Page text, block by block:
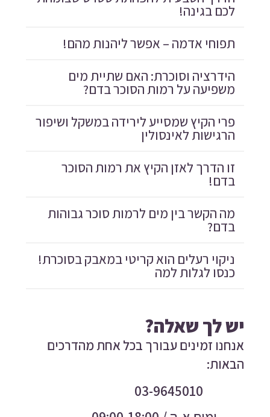
לכם בגינה!
תפוחי אדמה – אפשר ליהנות מהם!
הידרציה וסוכרת: האם שתיית מים
משפיעה על רמות הסוכר בדם?
פרי הקיץ שמסייע לירידה במשקל ושיפור
הרגישות לאינסולין
זו הדרך לאזן הקיץ את רמות הסוכר
בדם!
מה הקשר בין מים לרמות סוכר גבוהות
בדם?
ניקוי רעלים הוא קריטי במאבק בסוכרת!
כנסו לגלות למה
יש לך שאלה?
אנחנו זמינים עבורך בכל אחת מהדרכים
הבאות:
03-9645010